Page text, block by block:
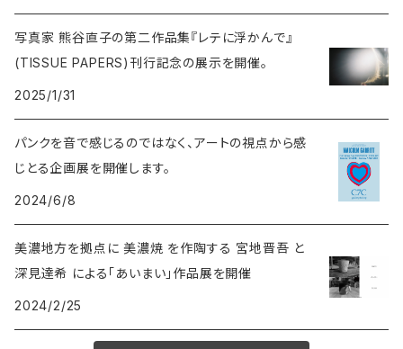
写真家 熊谷直子の第二作品集『レテに浮かんで』
(TISSUE PAPERS)刊行記念の展示を開催。
2025/1/31
パンクを音で感じるのではなく、アートの視点から感
じとる企画展を開催します。
2024/6/8
美濃地方を拠点に 美濃焼 を作陶する 宮地晋吾 と
深見達希 による「あいまい」作品展を開催
2024/2/25